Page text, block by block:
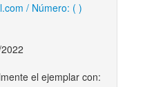
/ Número: ( )
el ejemplar con: